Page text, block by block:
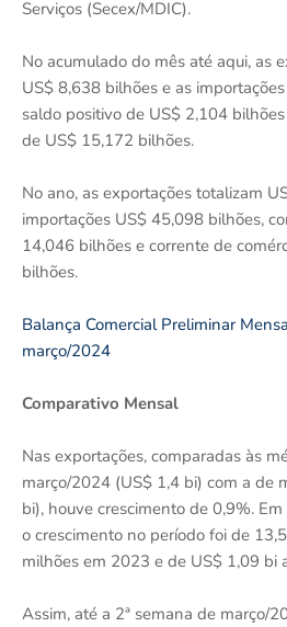
Serviços (Secex/MDIC).
No acumulado do mês até aqui, as
US$ 8,638 bilhões e as
saldo positivo de US$ 2,104
de US$ 15,172 bilhões.
No ano, as exportações totalizam
importações US$ 45,098 bilhões,
14,046 bilhões e corrente de
bilhões.
Balança Comercial Preliminar
março/2024
Comparativo Mensal
Nas exportações, comparadas às
março/2024 (US$ 1,4 bi) com a de
bi), houve crescimento de 0,9%.
o crescimento no período foi de
milhões em 2023 e de US$ 1,09 bi
Assim, até a 2ª semana de março/